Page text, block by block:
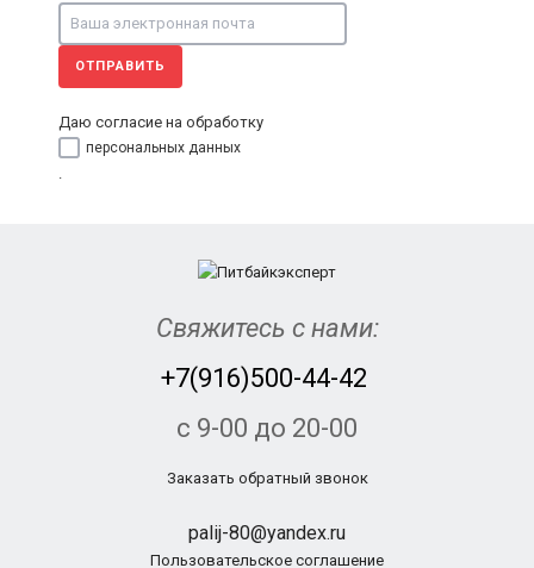
ОТПРАВИТЬ
Даю согласие на обработку
персональных данных
Свяжитесь с нами:
+7(916)500-44-42
с 9-00 до 20-00
Заказать обратный звонок
palij-80@yandex.ru
Пользовательское соглашение